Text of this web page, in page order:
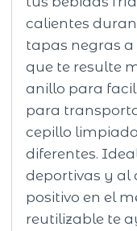
calientes
tapas negras a
que te resulte
anillo para
para
cepillo
diferentes.
deportivas y al
positivo en el
reutilizable te